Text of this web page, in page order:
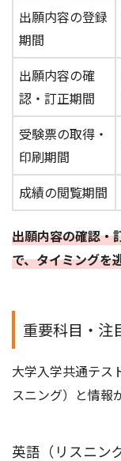
出願内容の登録
期間
出願内容の確
認・訂正期間
受験票の取得・
印刷期間
成績の閲覧期間
出願内容の確認・
で、タイミングを
重要科目・注
大学入学共通テス
スニング）と情報
英語（リスニング